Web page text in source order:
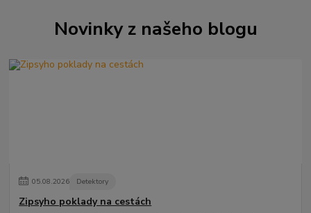
Novinky z našeho blogu
05.08.2026 Detektory
Zipsyho poklady na cestách